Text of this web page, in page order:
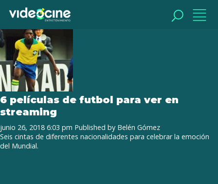
Tag Archive: Brasil
6 películas de futbol para ver en
streaming
junio 26, 2018 6:03 pm Published by Belén Gómez
Seis cintas de diferentes nacionalidades para celebrar la emoción
del Mundial.